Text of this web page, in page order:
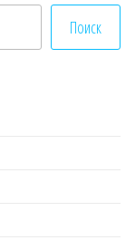
Поиск